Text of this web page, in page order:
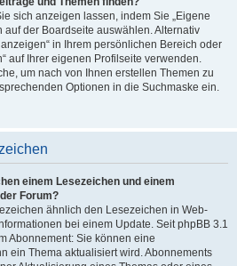
sich anzeigen lassen, indem Sie „Eigene
auf der Boardseite auswählen. Alternativ
in Ihrem persönlichen Bereich oder
auf Ihrer eigenen Profilseite verwenden.
um nach von Ihnen erstellen Themen zu
Optionen in die Suchmaske ein.
einem Lesezeichen und einem
Forum?
ähnlich den Lesezeichen in Web-
bei einem Update. Seit phpBB 3.1
Abonnement: Sie können eine
ein Thema aktualisiert wird. Abonnements